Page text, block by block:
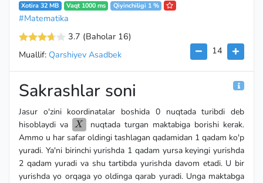
Xotira 32 MB Vaqt 1000 ms Qiyinchiligi 1 %
#Matematika
3.7 (Baholar 16)
14
Muallif: Qarshiyev Asadbek
Sakrashlar soni
Jasur o'zini koordinatalar boshida 0 nuqtada turibdi deb
hisoblaydi va X
X
nuqtada turgan maktabiga borishi kerak.
Ammo u har safar oldingi tashlagan qadamidan 1 qadam ko'p
yuradi. Ya'ni birinchi yurishda 1 qadam yursa keyingi yurishda
2 qadam yuradi va shu tartibda yurishda davom etadi. U bir
yurishda yo orqaga yo oldinga qarab yuradi. Unga maktabga